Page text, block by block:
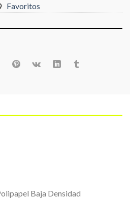
Favoritos
Baja Densidad